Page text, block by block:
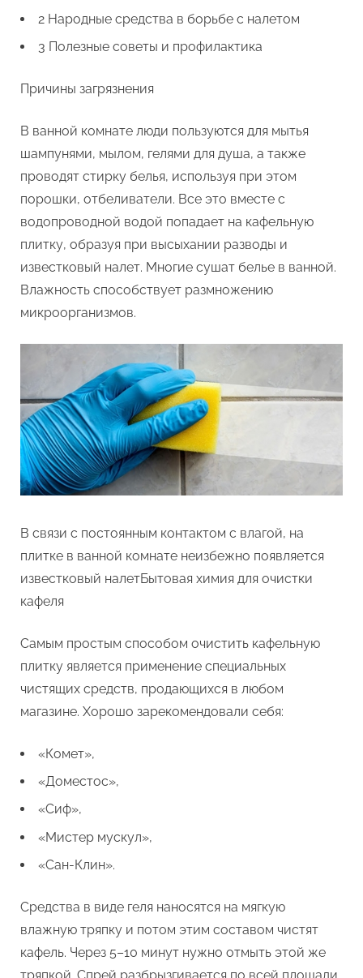
2 Народные средства в борьбе с налетом
3 Полезные советы и профилактика
Причины загрязнения
В ванной комнате люди пользуются для мытья
шампунями, мылом, гелями для душа, а также
проводят стирку белья, используя при этом
порошки, отбеливатели. Все это вместе с
водопроводной водой попадает на кафельную
плитку, образуя при высыхании разводы и
известковый налет. Многие сушат белье в ванной.
Влажность способствует размножению
микроорганизмов.
В связи с постоянным контактом с влагой, на
плитке в ванной комнате неизбежно появляется
известковый налетБытовая химия для очистки
кафеля
Самым простым способом очистить кафельную
плитку является применение специальных
чистящих средств, продающихся в любом
магазине. Хорошо зарекомендовали себя:
«Комет»,
«Доместос»,
«Сиф»,
«Мистер мускул»,
«Сан-Клин».
Средства в виде геля наносятся на мягкую
влажную тряпку и потом этим составом чистят
кафель. Через 5–10 минут нужно отмыть этой же